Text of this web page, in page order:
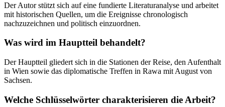
Der Autor stützt sich auf eine fundierte Literaturanalyse und arbeitet
mit historischen Quellen, um die Ereignisse chronologisch
nachzuzeichnen und politisch einzuordnen.
Was wird im Hauptteil behandelt?
Der Hauptteil gliedert sich in die Stationen der Reise, den Aufenthalt
in Wien sowie das diplomatische Treffen in Rawa mit August von
Sachsen.
Welche Schlüsselwörter charakterisieren die Arbeit?